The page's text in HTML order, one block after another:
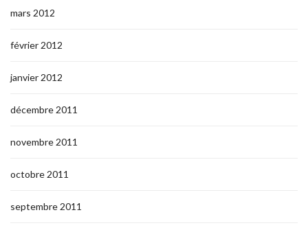
mars 2012
février 2012
janvier 2012
décembre 2011
novembre 2011
octobre 2011
septembre 2011